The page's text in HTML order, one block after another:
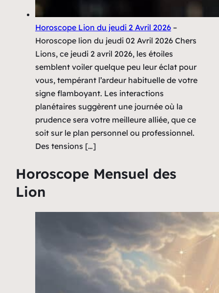
Horoscope Lion du jeudi 2 Avril 2026 –
Horoscope lion du jeudi 02 Avril 2026 Chers
Lions, ce jeudi 2 avril 2026, les étoiles
semblent voiler quelque peu leur éclat pour
vous, tempérant l’ardeur habituelle de votre
signe flamboyant. Les interactions
planétaires suggèrent une journée où la
prudence sera votre meilleure alliée, que ce
soit sur le plan personnel ou professionnel.
Des tensions […]
Horoscope Mensuel des
Lion